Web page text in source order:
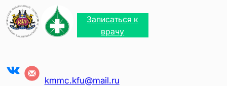
Перейти
содержимому
Записаться к
врачу
VK kmmc.kfu@mail.ru